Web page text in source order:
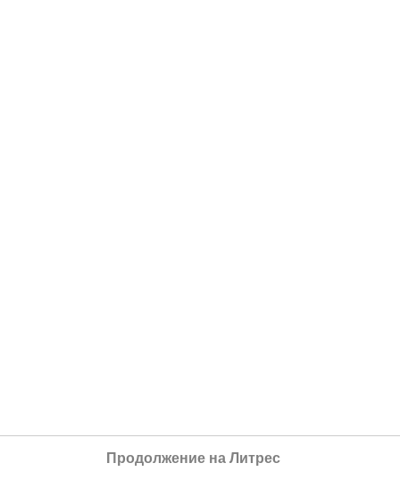
Продолжение на Литрес